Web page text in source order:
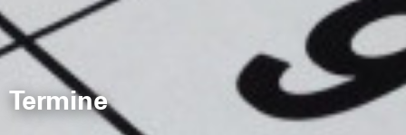
Termine